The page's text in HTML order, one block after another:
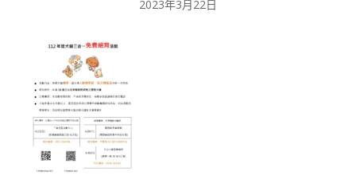
2023年3月22日